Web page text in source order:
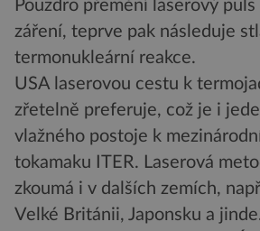
Pouzdro přemění laserový
záření, teprve pak následuje
termonukleární reakce.
USA laserovou cestu k
zřetelně preferuje, což je i
vlažného postoje k
tokamaku ITER. Laserová
zkoumá i v dalších zemích,
Velké Británii, Japonsku a